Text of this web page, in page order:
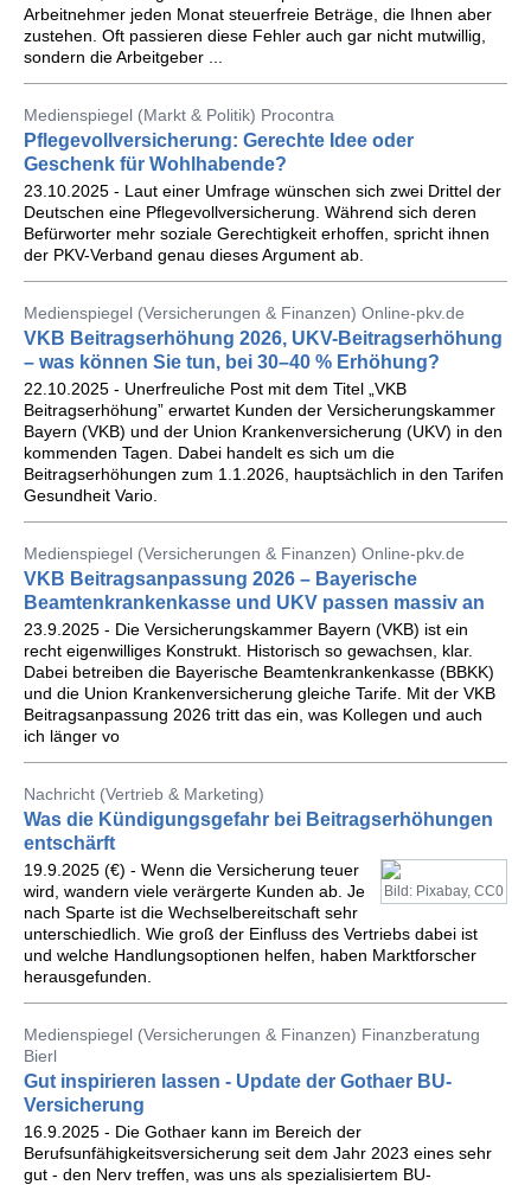
Arbeitnehmer jeden Monat steuerfreie Beträge, die Ihnen aber
zustehen. Oft passieren diese Fehler auch gar nicht mutwillig,
sondern die Arbeitgeber ...
Medienspiegel (Markt & Politik) Procontra
Pflegevollversicherung: Gerechte Idee oder
Geschenk für Wohlhabende?
23.10.2025 - Laut einer Umfrage wünschen sich zwei Drittel der
Deutschen eine Pflegevollversicherung. Während sich deren
Befürworter mehr soziale Gerechtigkeit erhoffen, spricht ihnen
der PKV-Verband genau dieses Argument ab.
Medienspiegel (Versicherungen & Finanzen) Online-pkv.de
VKB Beitragserhöhung 2026, UKV-Beitragserhöhung
– was können Sie tun, bei 30–40 % Erhöhung?
22.10.2025 - Unerfreuliche Post mit dem Titel „VKB
Beitragserhöhung” erwartet Kunden der Versicherungskammer
Bayern (VKB) und der Union Krankenversicherung (UKV) in den
kommenden Tagen. Dabei handelt es sich um die
Beitragserhöhungen zum 1.1.2026, hauptsächlich in den Tarifen
Gesundheit Vario.
Medienspiegel (Versicherungen & Finanzen) Online-pkv.de
VKB Beitragsanpassung 2026 – Bayerische
Beamtenkrankenkasse und UKV passen massiv an
23.9.2025 - Die Versicherungskammer Bayern (VKB) ist ein
recht eigenwilliges Konstrukt. Historisch so gewachsen, klar.
Dabei betreiben die Bayerische Beamtenkrankenkasse (BBKK)
und die Union Krankenversicherung gleiche Tarife. Mit der VKB
Beitragsanpassung 2026 tritt das ein, was Kollegen und auch
ich länger vo
Nachricht (Vertrieb & Marketing)
Was die Kündigungsgefahr bei Beitragserhöhungen
entschärft
Bild: Pixabay, CC0
19.9.2025 (€) - Wenn die Versicherung teuer
wird, wandern viele verärgerte Kunden ab. Je
nach Sparte ist die Wechselbereitschaft sehr
unterschiedlich. Wie groß der Einfluss des Vertriebs dabei ist
und welche Handlungsoptionen helfen, haben Marktforscher
herausgefunden.
Medienspiegel (Versicherungen & Finanzen) Finanzberatung
Bierl
Gut inspirieren lassen - Update der Gothaer BU-
Versicherung
16.9.2025 - Die Gothaer kann im Bereich der
Berufsunfähigkeitsversicherung seit dem Jahr 2023 eines sehr
gut - den Nerv treffen, was uns als spezialisiertem BU-